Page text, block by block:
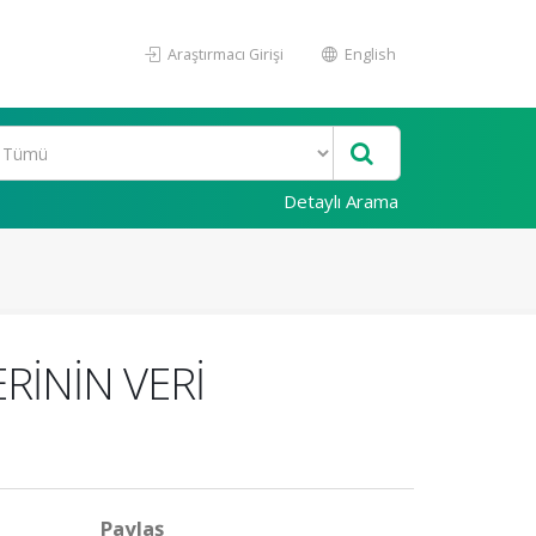
Araştırmacı Girişi English
Detaylı Arama
VERİ
Paylaş